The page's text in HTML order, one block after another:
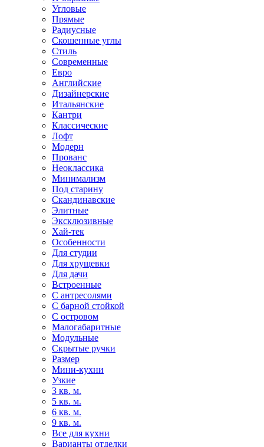
Угловые
Прямые
Радиусные
Скошенные углы
Стиль
Современные
Евро
Английские
Дизайнерские
Итальянские
Кантри
Классические
Лофт
Модерн
Прованс
Неоклассика
Минимализм
Под старину
Скандинавские
Элитные
Эксклюзивные
Хай-тек
Особенности
Для студии
Для хрущевки
Для дачи
Встроенные
С антресолями
С барной стойкой
С островом
Малогабаритные
Модульные
Скрытые ручки
Размер
Мини-кухни
Узкие
3 кв. м.
5 кв. м.
6 кв. м.
9 кв. м.
Все для кухни
Варианты отделки